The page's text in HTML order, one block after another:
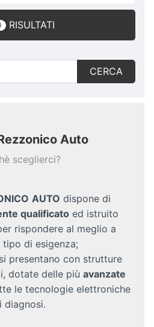
RISULTATI
CERCA
Auto
sceglierci?
AUTO dispone di
qualificatoed istruito
rispondere al meglio a
tipo di esigenza;
presentano con strutture
dotate delle più avanzate
le tecnologie elettroniche
diagnosi.